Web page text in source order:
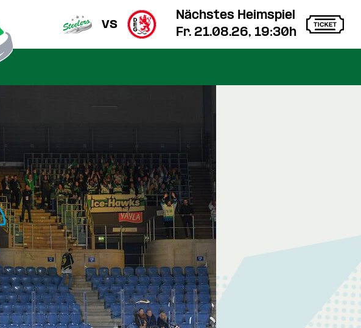
vs
Nächstes Heimspiel
Fr. 21.08.26, 19:30h